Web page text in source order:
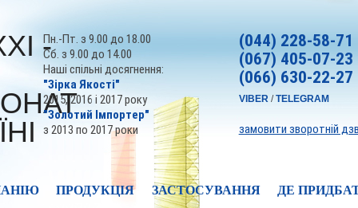
Пн.-Пт. з 9.00 до 18.00
Сб. з 9.00 до 14.00
Наші спільні досягнення:
"Зірка Якості"
2015, 2016 і 2017 року
"Золотий Імпортер"
з 2013 по 2017 роки
(044) 228-58-71
(067) 405-07-23
(066) 630-22-27
VIBER/TELEGRAM
замовити зворотній
ПРОДУКЦІЯ ЗАСТОСУВАННЯ ДЕ